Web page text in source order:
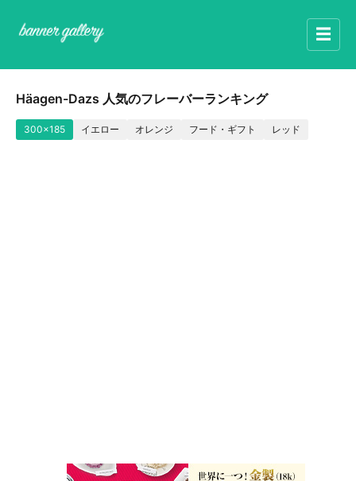
☰
Häagen-Dazs 人気のフレーバーランキング
300x185 イエロー オレンジ フード・ギフト レッド